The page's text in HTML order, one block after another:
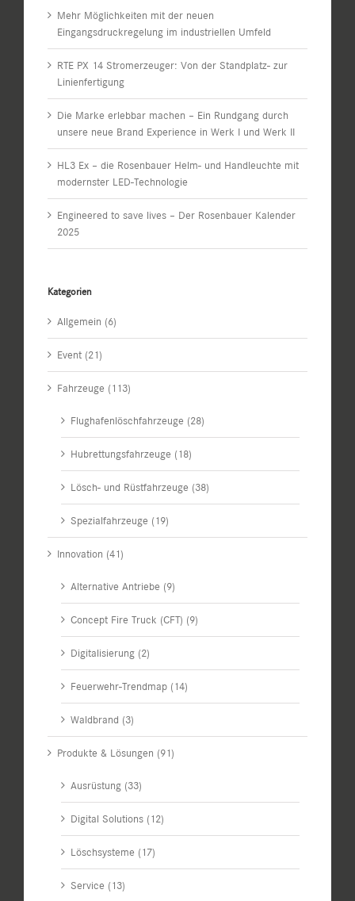
Mehr Möglichkeiten mit der neuen
Eingangsdruckregelung im industriellen Umfeld
RTE PX 14 Stromerzeuger: Von der Standplatz- zur
Linienfertigung
Die Marke erlebbar machen – Ein Rundgang durch
unsere neue Brand Experience in Werk I und Werk II
HL3 Ex – die Rosenbauer Helm- und Handleuchte mit
modernster LED-Technologie
Engineered to save lives – Der Rosenbauer Kalender
2025
Kategorien
Allgemein (6)
Event (21)
Fahrzeuge (113)
Flughafenlöschfahrzeuge (28)
Hubrettungsfahrzeuge (18)
Lösch- und Rüstfahrzeuge (38)
Spezialfahrzeuge (19)
Innovation (41)
Alternative Antriebe (9)
Concept Fire Truck (CFT) (9)
Digitalisierung (2)
Feuerwehr-Trendmap (14)
Waldbrand (3)
Produkte & Lösungen (91)
Ausrüstung (33)
Digital Solutions (12)
Löschsysteme (17)
Service (13)